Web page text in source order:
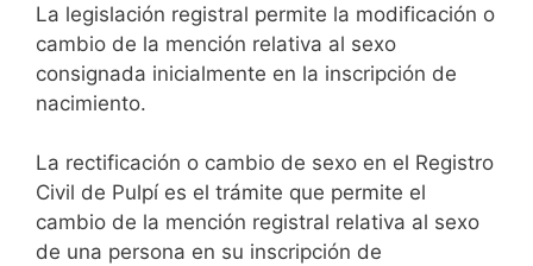
La legislación registral permite la modificación o
cambio de la mención relativa al sexo
consignada inicialmente en la inscripción de
nacimiento.
La rectificación o cambio de sexo en el Registro
Civil de Pulpí es el trámite que permite el
cambio de la mención registral relativa al sexo
de una persona en su inscripción de